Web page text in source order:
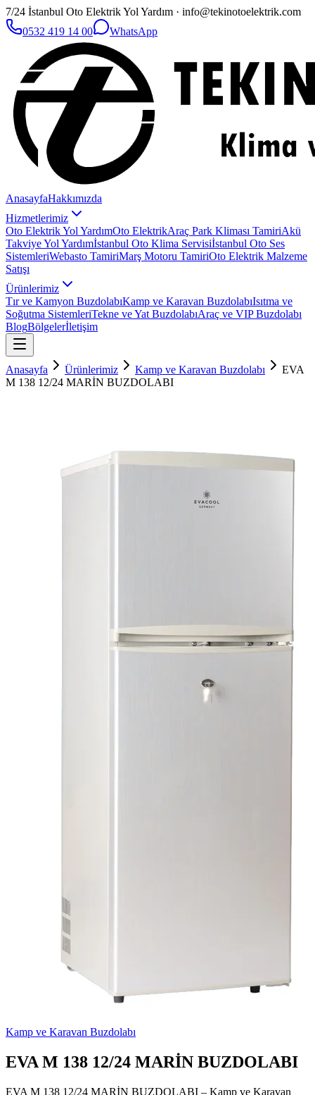
7/24 İstanbul Oto Elektrik Yol Yardım · info@tekinotoelektrik.com
0532 419 14 00
WhatsApp
AnasayfaHakkımızda
Hizmetlerimiz
Oto Elektrik Yol YardımOto ElektrikAraç Park Kliması TamiriAkü
Takviye Yol Yardımİstanbul Oto Klima Servisiİstanbul Oto Ses
SistemleriWebasto TamiriMarş Motoru TamiriOto Elektrik Malzeme
Satışı
Ürünlerimiz
Tır ve Kamyon BuzdolabıKamp ve Karavan BuzdolabıIsıtma ve
Soğutma SistemleriTekne ve Yat BuzdolabıAraç ve VIP Buzdolabı
BlogBölgelerİletişim
Anasayfa Ürünlerimiz Kamp ve Karavan Buzdolabı
EVA
M 138 12/24 MARİN BUZDOLABI
Kamp ve Karavan Buzdolabı
EVA M 138 12/24 MARİN BUZDOLABI
EVA M 138 12/24 MARİN BUZDOLABI – Kamp ve Karavan